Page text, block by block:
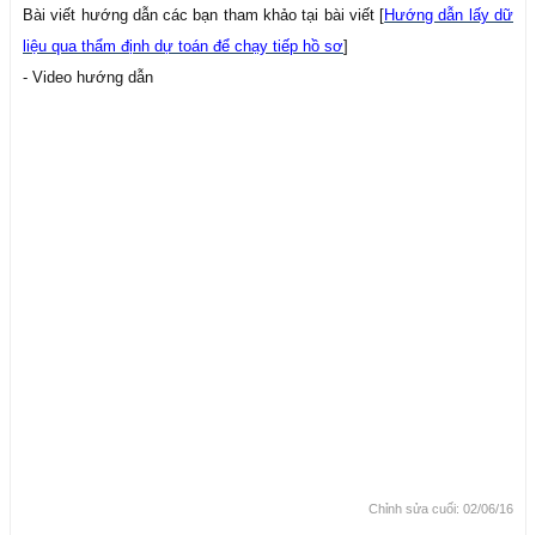
Bài viết hướng dẫn các bạn tham khảo tại bài viết [Hướng dẫn lấy dữ
liệu qua thẩm định dự toán để chạy tiếp hồ sơ]
- Video hướng dẫn
Chỉnh sửa cuối: 02/06/16